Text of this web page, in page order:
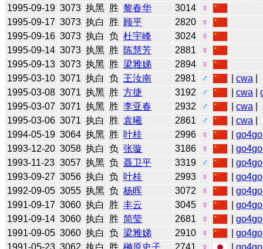
1995-09-19 3073 执黑 胜 黎春华 3014
♀
1995-09-17 3073 执白 胜 顾平 2820
♀
1995-09-16 3073 执白 负 杜宇峰 3024
♀
1995-09-14 3073 执黑 胜 陈慧芳 2881
♀
1995-09-13 3073 执黑 胜 梁雅娣 2894
♀
1995-03-10 3071 执白 负 王汝南 2981 ♂ |cwa
1995-03-08 3071 执黑 胜 方捷 3192 ♂ |cwa |
1995-03-07 3071 执黑 胜 李亚春 2932 ♂ |cwa
1995-03-06 3071 执白 胜 袁曦 2861 ♂ |cwa
1994-05-19 3064 执黑 胜 叶桂 2996 ♀ |go4go
1993-12-20 3058 执白 负 张璇 3186 ♀ |go4go
1993-11-23 3057 执黑 负 聂卫平 3319 ♂ |go4go
1993-09-27 3056 执白 负 叶桂 2993 ♀ |go4go
1992-09-05 3055 执黑 负 杨晖 3072 ♀ |go4go
1991-09-17 3060 执白 胜 丰云 3045 ♀ |go4go
1991-09-14 3060 执白 胜 简莹 2681 ♀ |go4go
1991-09-05 3060 执白 负 梁雅娣 2910 ♀ |go4go
1991-05-23 3062 执白 胜 榊原史子 2741 ♀ |go4go